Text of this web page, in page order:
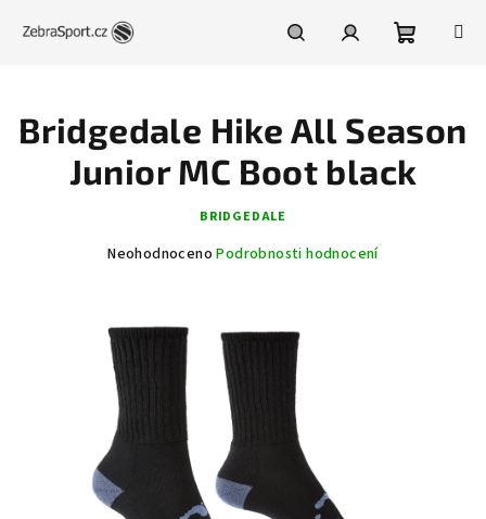
košík
Bridgedale Hike All Season
Junior MC Boot black
BRIDGEDALE
Průměrné
0,0
z
hvězdiček.
Neohodnoceno Podrobnosti hodnocení